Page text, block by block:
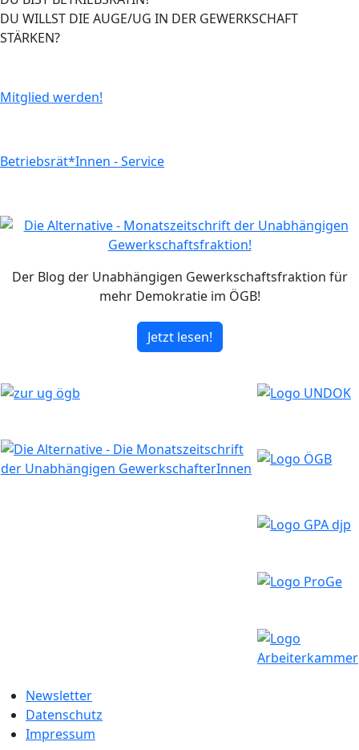
DU WILLST DIE AUGE/UG IN DER GEWERKSCHAFT
STÄRKEN?
Mitglied werden!
Betriebsrät*Innen - Service
Der Blog der Unabhängigen Gewerkschaftsfraktion für
mehr Demokratie im ÖGB!
Jetzt lesen!
Newsletter
Datenschutz
Impressum